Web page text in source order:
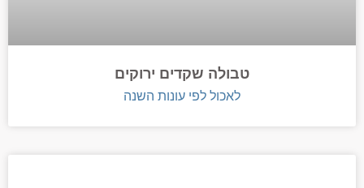
טבולה שקדים ירוקים
לאכול לפי עונות השנה